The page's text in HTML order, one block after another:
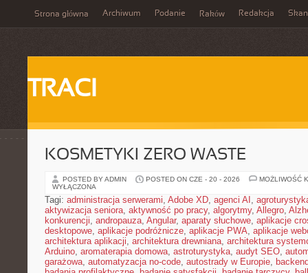
Strona główna Archiwum Podanie Raków Redakcja
TRACI
KOSMETYKI ZERO WASTE
POSTED BY ADMIN POSTED ON CZE - 20 - 2026
MOŻLIWOŚĆ
WYŁĄCZONA
Tagi: administracja serwerami, Adobe XD, agenci AI ,
aktywizacja seniora, aktywność po pracy, algorytmy, Allegro,
konkurencji, andropauza, Angular, aparaty słuchowe, aplikacje
desktopowe, aplikacje podróżnicze, aplikacje PWA, aplikacje
architektura aplikacji, architektura drewniana, architektura
Arduino, aromaterapia domowa, astroturystyka, audyt SEO,
garażowa, automatyzacja no-code, autostrady w Europie,